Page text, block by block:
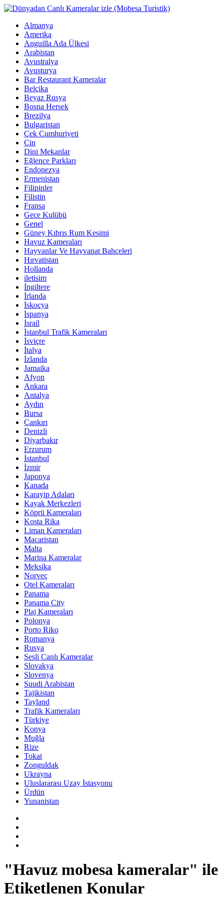
Almanya
Amerika
Anguilla Ada Ülkesi
Arabistan
Avustralya
Avusturya
Bar Restaurant Kameralar
Belçika
Beyaz Rusya
Bosna Hersek
Brezilya
Bulgaristan
Çek Cumhuriyeti
Çin
Dini Mekanlar
Eğlence Parkları
Endonezya
Ermenistan
Filipinler
Filistin
Fransa
Gece Kulübü
Genel
Güney Kıbrıs Rum Kesimi
Havuz Kameraları
Hayvanlar Ve Hayvanat Bahçeleri
Hırvatistan
Hollanda
iletisim
İngiltere
İrlanda
İskoçya
İspanya
İsrail
İstanbul Trafik Kameraları
İsviçre
İtalya
İzlanda
Jamaika
Afyon
Ankara
Antalya
Aydın
Bursa
Çankırı
Denizli
Diyarbakır
Erzurum
İstanbul
İzmir
Japonya
Kanada
Karayip Adaları
Kayak Merkezleri
Köprü Kameraları
Kosta Rika
Liman Kameraları
Macaristan
Malta
Marina Kameralar
Meksika
Norveç
Otel Kameraları
Panama
Panama City
Plaj Kameraları
Polonya
Porto Riko
Romanya
Rusya
Sesli Canlı Kameralar
Slovakya
Slovenya
Suudi Arabistan
Tajikistan
Tayland
Trafik Kameraları
Türkiye
Konya
Muğla
Rize
Tokat
Zonguldak
Ukrayna
Uluslararası Uzay İstasyonu
Ürdün
Yunanistan
"Havuz mobesa kameralar" ile
Etiketlenen Konular